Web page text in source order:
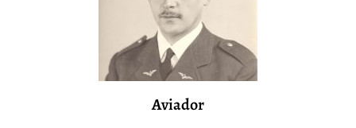
Aviador